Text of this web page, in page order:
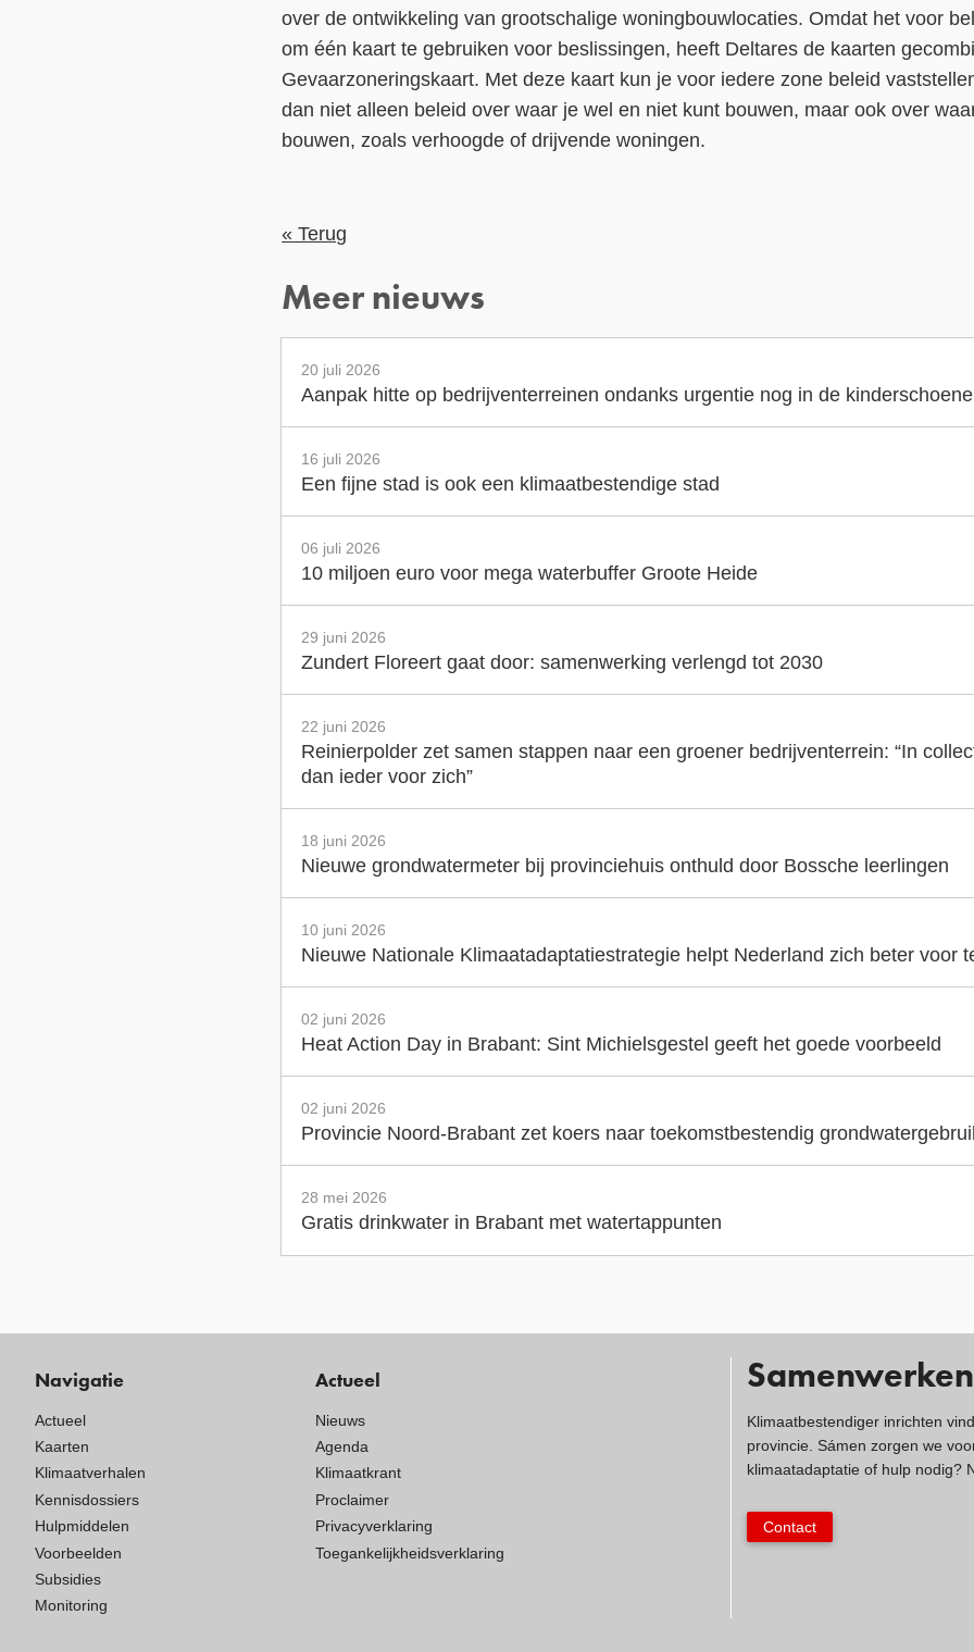
over de ontwikkeling van grootschalige woningbouwlocaties. Omdat het voor
om één kaart te gebruiken voor beslissingen, heeft Deltares de kaarten
Gevaarzoneringskaart. Met deze kaart kun je voor iedere zone beleid
dan niet alleen beleid over waar je wel en niet kunt bouwen, maar ook over
bouwen, zoals verhoogde of drijvende woningen.
« Terug
Meer nieuws
20 juli 2026
Aanpak hitte op bedrijventerreinen ondanks urgentie nog in de
16 juli 2026
Een fijne stad is ook een klimaatbestendige stad
06 juli 2026
10 miljoen euro voor mega waterbuffer Groote Heide
29 juni 2026
Zundert Floreert gaat door: samenwerking verlengd tot 2030
22 juni 2026
Reinierpolder zet samen stappen naar een groener bedrijventerrein: “In
dan ieder voor zich”
18 juni 2026
Nieuwe grondwatermeter bij provinciehuis onthuld door Bossche leerlingen
10 juni 2026
Nieuwe Nationale Klimaatadaptatiestrategie helpt Nederland zich beter voor
02 juni 2026
Heat Action Day in Brabant: Sint Michielsgestel geeft het goede voorbeeld
02 juni 2026
Provincie Noord-Brabant zet koers naar toekomstbestendig
28 mei 2026
Gratis drinkwater in Brabant met watertappunten
Navigatie
Actueel
Kaarten
Klimaatverhalen
Kennisdossiers
Hulpmiddelen
Voorbeelden
Subsidies
Monitoring
Actueel
Nieuws
Agenda
Klimaatkrant
Proclaimer
Privacyverklaring
Toegankelijkheidsverklaring
Samenwerken
Klimaatbestendiger inrichten
provincie. Sámen zorgen we
klimaatadaptatie of hulp nodig?
Contact